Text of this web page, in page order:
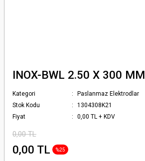
INOX-BWL 2.50 X 300 MM
Kategori
Paslanmaz Elektrodlar
Stok Kodu
1304308K21
Fiyat
0,00 TL + KDV
0,00 TL
0,00 TL %25